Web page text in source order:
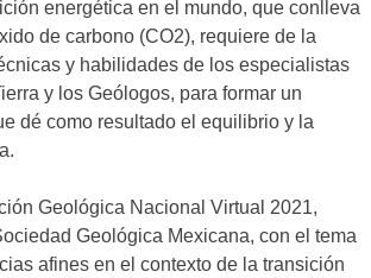
oro
blanco
y
está
muy
ser
el
petróleo
energética en el mundo, que conlleva
de carbono (CO2), requiere de la
y habilidades de los especialistas
y los Geólogos, para formar un
dé como resultado el equilibrio y la
Geológica Nacional Virtual 2021,
Geológica Mexicana, con el tema
afines en el contexto de la transición